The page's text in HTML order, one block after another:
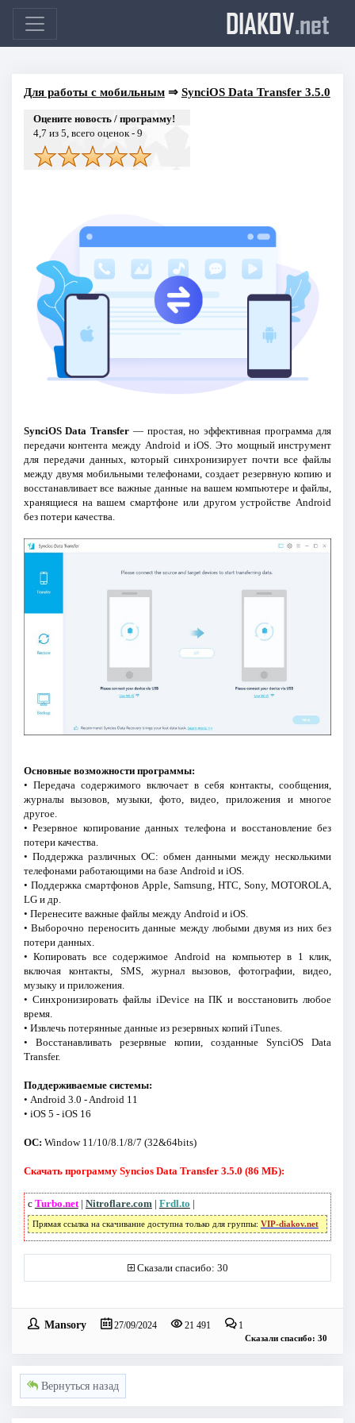
DIAKOV.net
Для работы с мобильным⇒ SynciOS Data Transfer 3.5.0
Оцените новость / программу!
4,7 из 5, всего оценок - 9
SynciOS Data Transfer — простая, но эффективная программа для
передачи контента между Android и iOS. Это мощный инструмент
для передачи данных, который синхронизирует почти все файлы
между двумя мобильными телефонами, создает резервную копию и
восстанавливает все важные данные на вашем компьютере и файлы,
хранящиеся на вашем смартфоне или другом устройстве Android
без потери качества.
Основные возможности программы:
• Передача содержимого включает в себя контакты, сообщения,
журналы вызовов, музыки, фото, видео, приложения и многое
другое.
• Резервное копирование данных телефона и восстановление без
потери качества.
• Поддержка различных ОС: обмен данными между несколькими
телефонами работающими на базе Android и iOS.
• Поддержка смартфонов Apple, Samsung, HTC, Sony, MOTOROLA,
LG и др.
• Перенесите важные файлы между Android и iOS.
• Выборочно переносить данные между любыми двумя из них без
потери данных.
• Копировать все содержимое Android на компьютер в 1 клик,
включая контакты, SMS, журнал вызовов, фотографии, видео,
музыку и приложения.
• Синхронизировать файлы iDevice на ПК и восстановить любое
время.
• Извлечь потерянные данные из резервных копий iTunes.
• Восстанавливать резервные копии, созданные SynciOS Data
Transfer.
Поддерживаемые системы:
• Android 3.0 - Android 11
• iOS 5 - iOS 16
ОС: Window 11/10/8.1/8/7 (32&64bits)
Скачать программу Syncios Data Transfer 3.5.0 (86 МБ):
с Turbo.net| Nitroflare.com | Frdl.to |
Прямая ссылка на скачивание доступна только для группы: VIP-diakov.net
Сказали спасибо: 30
Mansory 27/09/2024 21 491 1
Сказали спасибо: 30
Вернуться назад